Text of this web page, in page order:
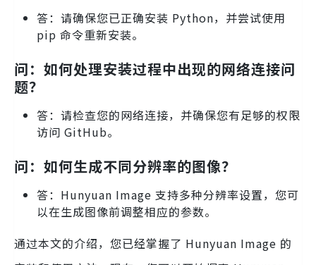
答：请确保您已正确安装 Python，并尝试使用
pip 命令重新安装。
问：如何处理安装过程中出现的网络连接问
题？
答：请检查您的网络连接，并确保您有足够的权限
访问 GitHub。
问：如何生成不同分辨率的图像？
答：Hunyuan Image 支持多种分辨率设置，您可
以在生成图像前调整相应的参数。
通过本文的介绍，您已经掌握了 Hunyuan Image 的